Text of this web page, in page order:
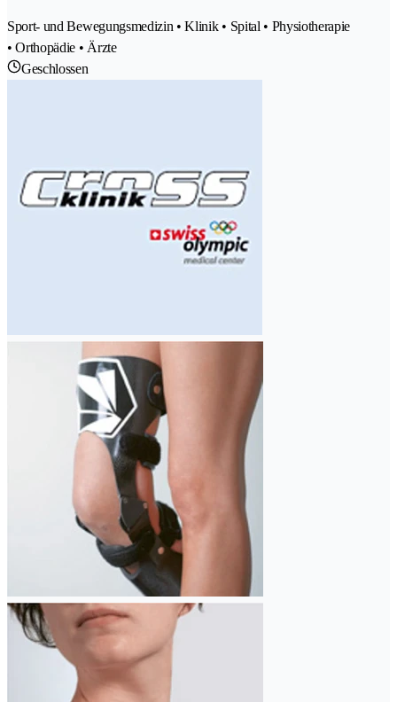
Sport- und Bewegungsmedizin • Klinik • Spital • Physiotherapie
• Orthopädie • Ärzte
Geschlossen